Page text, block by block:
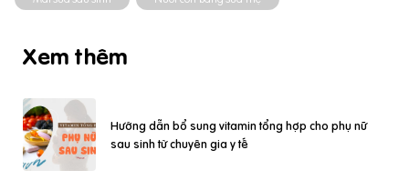
Xem thêm
Hướng dẫn bổ sung vitamin tổng hợp cho phụ nữ
sau sinh từ chuyên gia y tế